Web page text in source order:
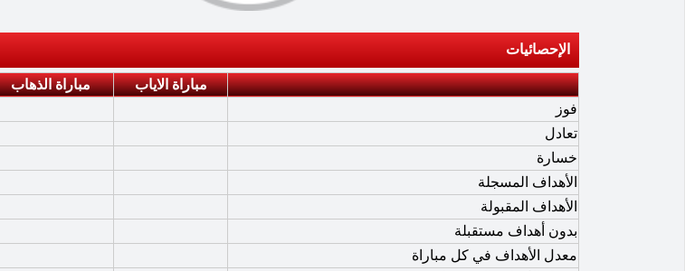
الإحصائيات
مباراة الاياب مباراة الذهاب
فوز
تعادل
خسارة
الأهداف المسجلة
الأهداف المقبولة
بدون أهداف مستقبلة
معدل الأهداف في كل مباراة